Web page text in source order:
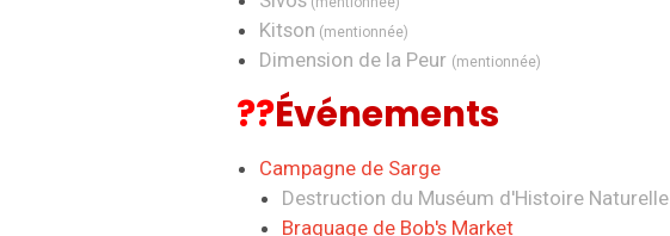
Kitson (mentionnée)
Dimension de la Peur (mentionnée)
??Événements
Campagne de Sarge
Destruction du Muséum d'Histoire Naturelle
Braquage de Bob's Market